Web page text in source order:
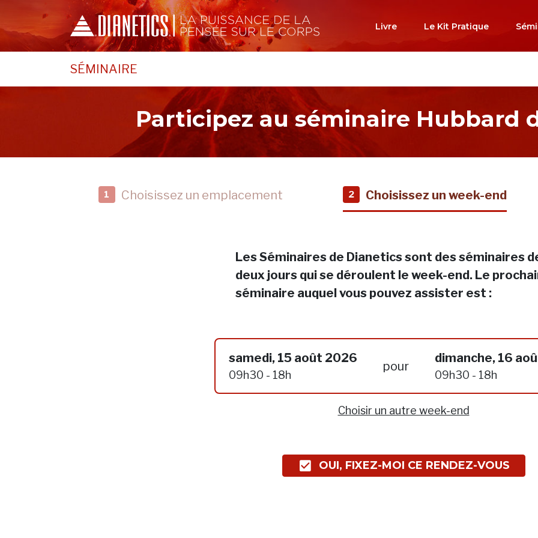
Livre Le Kit Pratique
SÉMINAIRE
Participez au séminaire Hubbard
1 Choisissez un emplacement 2 Choisissez un week-end
Les Séminaires de Dianetics sont des séminaires
deux jours qui se déroulent le week-end. Le
séminaire auquel vous pouvez assister est :
samedi, 15 août 2026
09h30 - 18h
pour
dimanche, 16
09h30 - 18h
Choisir un autre week-end
OUI, FIXEZ-MOI CE RENDEZ-VOUS